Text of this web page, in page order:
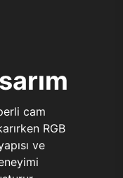
cam
RGB
ve